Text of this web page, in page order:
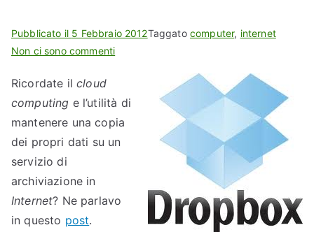
Pubblicato il 5 Febbraio 2012Taggato computer, internet
Non ci sono commentip
C
o
m
t
Ricordate ilcloud
computing e l’utilità di
mantenere una copia
dei propri dati su un
servizio di
archiviazione in
Internet? Ne parlavo
in questo post.